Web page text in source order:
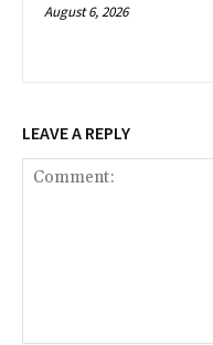
August 6, 2026
LEAVE A REPLY